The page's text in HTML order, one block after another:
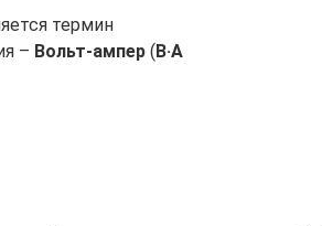
термин
– Вольт-ампер ( В·А